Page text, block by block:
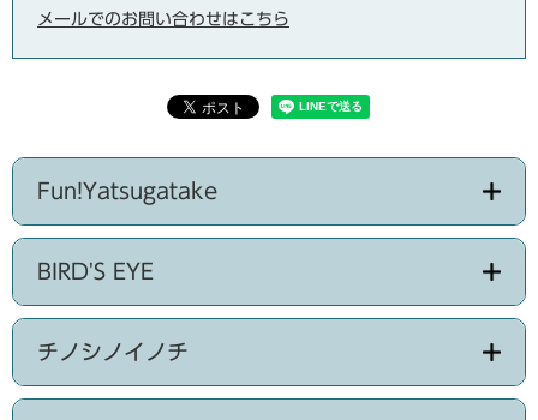
メールでのお問い合わせはこちら
Fun!Yatsugatake
BIRD'S EYE
チノシノイノチ